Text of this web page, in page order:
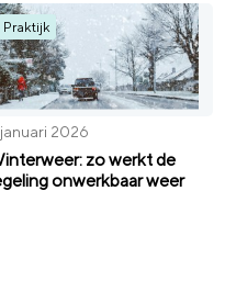
Praktijk
2026
zo werkt de
onwerkbaar weer